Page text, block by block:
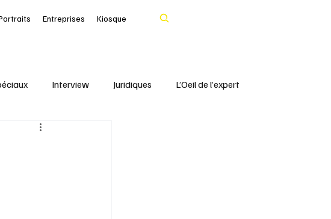
Entreprises Kiosque
Interview Juridiques L’Oeil de l’expert
Kiosque